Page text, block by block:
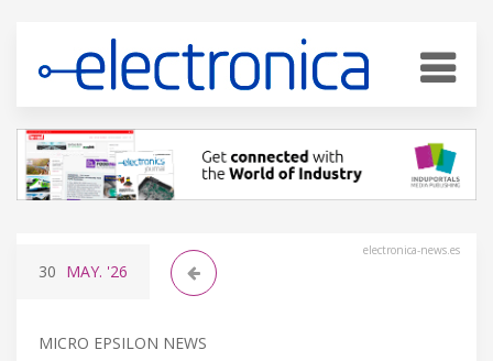
electronica-news.es
30 MAY. '26
MICRO EPSILON NEWS